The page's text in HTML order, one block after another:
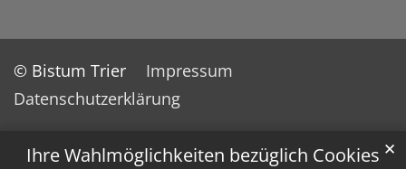
Ihre Wahlmöglichkeiten bezüglich Cookies ✕
© Bistum Trier
Impressum
Datenschutzerklärung